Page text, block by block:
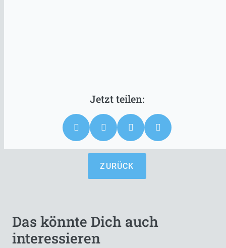
ZURÜCK
Das könnte Dich auch
interessieren